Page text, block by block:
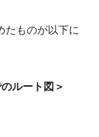
たものが以下に
ルート図＞